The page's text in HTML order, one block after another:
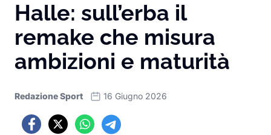
Halle: sull’erba il
remake che misura
ambizioni e maturità
Redazione Sport 16 Giugno 2026